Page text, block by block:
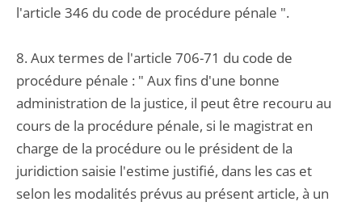
l'article 346 du code de procédure pénale ".
8. Aux termes de l'article 706-71 du code de
procédure pénale : " Aux fins d'une bonne
administration de la justice, il peut être recouru au
cours de la procédure pénale, si le magistrat en
charge de la procédure ou le président de la
juridiction saisie l'estime justifié, dans les cas et
selon les modalités prévus au présent article, à un